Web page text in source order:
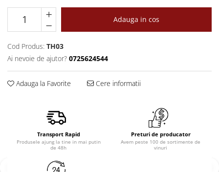
Adauga in cos
Cod Produs: TH03
Ai nevoie de ajutor? 0725624544
Adauga la Favorite Cere informatii
Transport Rapid
Produsele ajung la tine in mai putin
de 48h
Preturi de producator
Avem peste 100 de sortimente de
vinuri